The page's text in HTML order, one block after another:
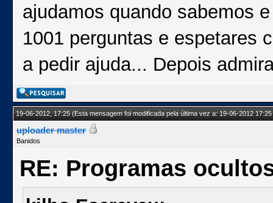
ajudamos quando sabemos
1001 perguntas e espetares
a pedir ajuda... Depois
19-06-2012, 17:25(Esta mensagem foi modificada pela última vez a: 19-06-2012
uploader master
Banidos
RE: Programas